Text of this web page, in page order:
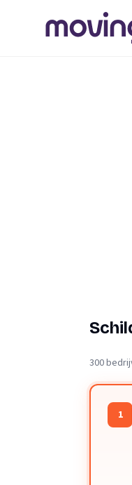
300
1